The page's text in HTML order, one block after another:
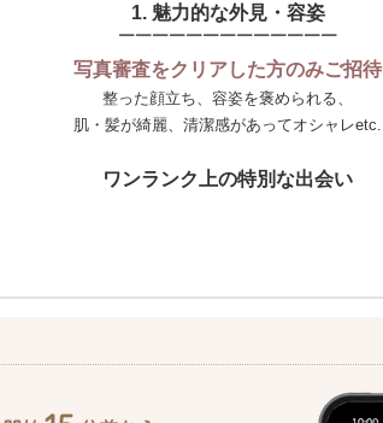
1. 魅力的な外見・容姿
￣￣￣￣￣￣￣￣￣￣￣￣￣
写真審査をクリアした方のみご招待
整った顔立ち、容姿を褒められる、
肌・髪が綺麗、清潔感があってオシャレetc.
ワンランク上の特別な出会い